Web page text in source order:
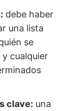
debe haber
una lista
se
y cualquier
clave: una